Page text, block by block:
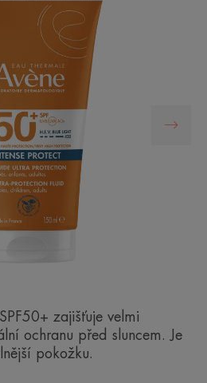
zajišťuje velmi
ochranu před sluncem. Je
pokožku.